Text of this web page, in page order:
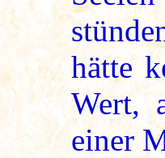
hätte
Wert,
einer